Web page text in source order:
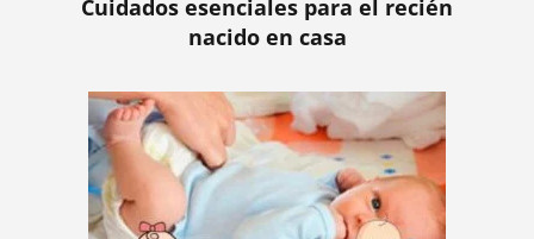
Cuidados esenciales para el recién
nacido en casa